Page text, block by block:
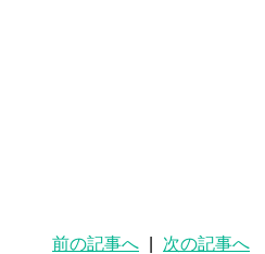
前の記事へ 次の記事へ